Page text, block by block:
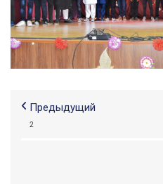
Предыдущий
2